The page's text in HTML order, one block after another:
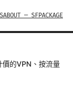
ABOUT — SFPACKAGE
的VPN、按流量